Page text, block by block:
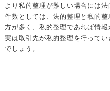
より私的整理が難しい場合には法
件数としては、法的整理と私的
方が多く、私的整理であれば情報
実は取引先が私的整理を行って
でしょう。